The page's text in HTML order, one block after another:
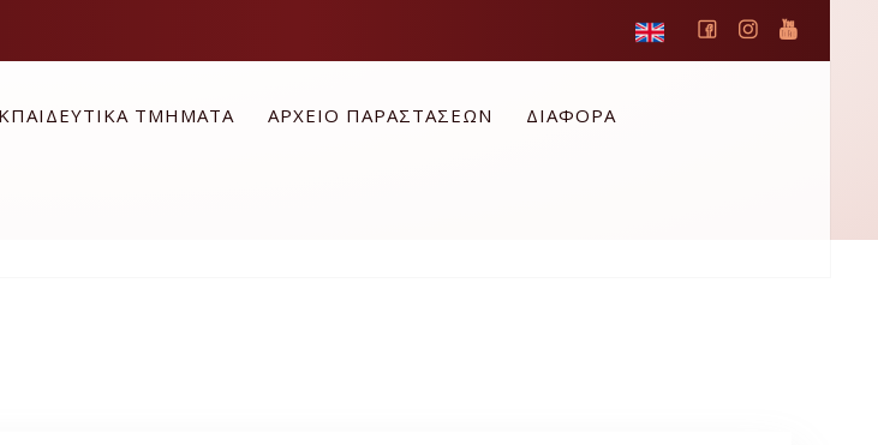
ΤΜΗΜΑΤΑ ΑΡΧΕΙΟ ΠΑΡΑΣΤΑΣΕΩΝ ΔΙΑΦΟΡΑ